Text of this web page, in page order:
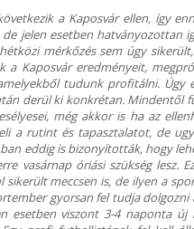
a Kaposvár ellen, így
jelen esetben hatványozottan
mérkőzés sem úgy
a Kaposvár eredményeit,
tudunk profitálni. Úgy
derül ki konkrétan. Mindentől
még akkor is ha az
a rutint és tapasztalatot, de
eddig is bizonyították, hogy
vasárnap óriási szükség lesz.
meccsen is, de ilyen a
gyorsan fel tudja
esetben viszont 3-4 naponta új